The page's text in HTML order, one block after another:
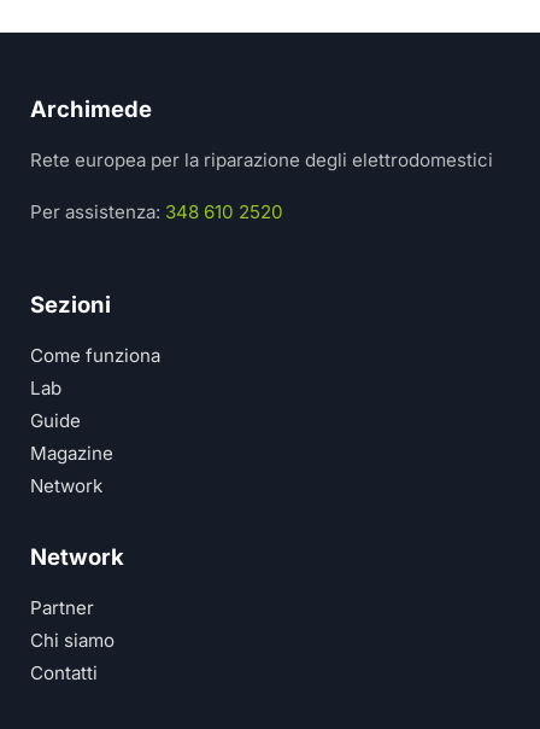
Archimede
Rete europea per la riparazione degli elettrodomestici
Per assistenza: 348 610 2520
Sezioni
Come funziona
Lab
Guide
Magazine
Network
Network
Partner
Chi siamo
Contatti